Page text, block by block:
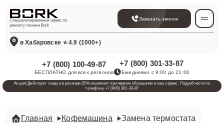
Специализированный сервис по
ремонту техники Bork
Заказать звонок
в Хабаровске ⭐ 4.9 (1000+)
+7 (800) 100-49-87
БЕСПЛАТНО для всех регионов
+7 (800) 301-33-87
Ежедневно с 9:00 до 21:00
Акция! Действует скидка в размере 25% на ремонт при первом обращении в наш сервис. Подробности по
телефону +7 (800) 301-33-87
Главная Кофемашина Замена термостата